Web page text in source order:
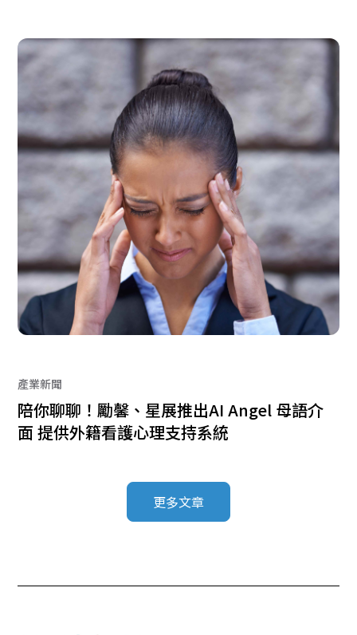
產業新聞
陪你聊聊！勵馨、星展推出AI Angel 母語介
面 提供外籍看護心理支持系統
更多文章